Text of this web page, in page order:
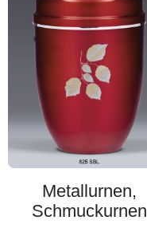
Metallurnen,
Schmuckurnen